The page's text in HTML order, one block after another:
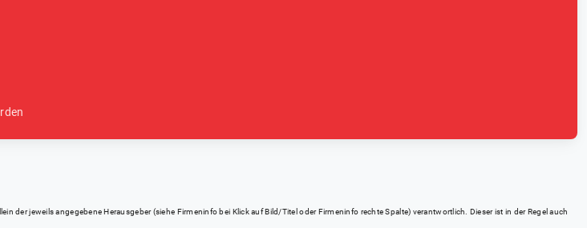
der jeweils angegebene Herausgeber (siehe Firmeninfo bei Klick auf Bild/Titel oder Firmeninfo rechte Spalte) verantwortlich. Dieser ist in der Regel auch